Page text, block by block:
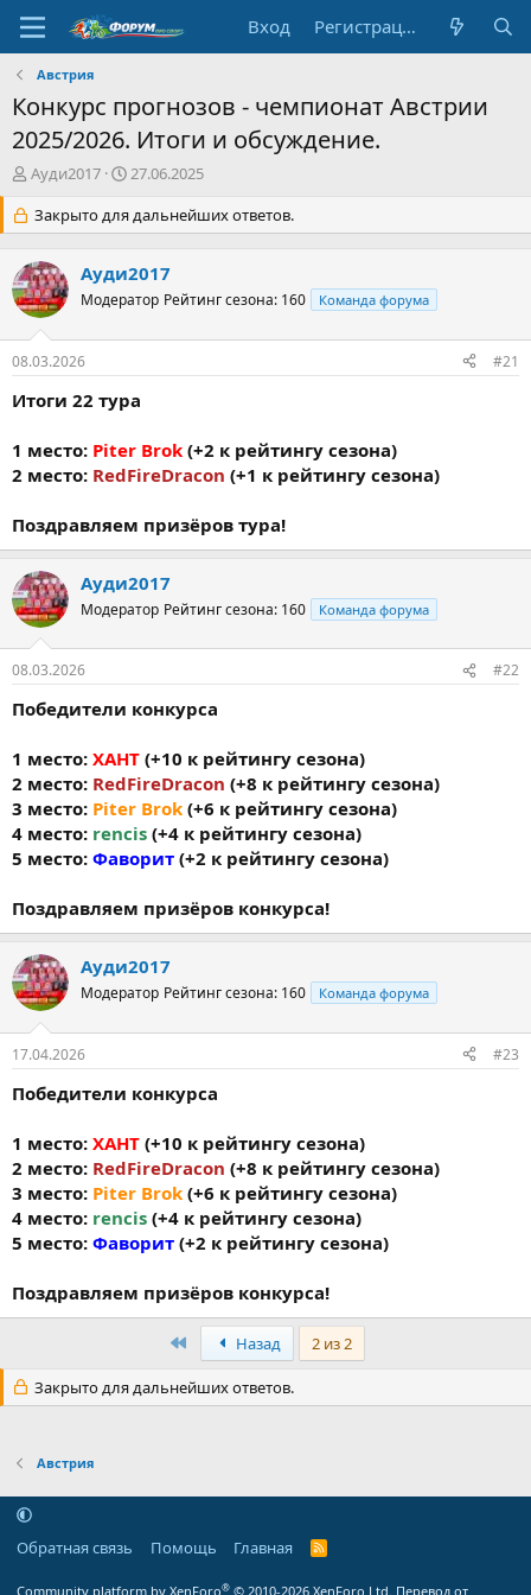
Вход Регистрация
Австрия
Конкурс прогнозов - чемпионат Австрии
2025/2026. Итоги и обсуждение.
А
т
о
р
т
е
м
ы
Ауди2017
Д
т
а
а
ч
л
27.06.2025
Закрыто для дальнейших ответов.
Ауди2017
Модератор Рейтинг сезона: 160 Команда форума
08.03.2026 #21
Итоги 22 тура
1 место: Piter Brok (+2 к рейтингу сезона)
2 место: RedFireDracon (+1 к рейтингу сезона)
Поздравляем призёров тура!
Ауди2017
Модератор Рейтинг сезона: 160 Команда форума
08.03.2026 #22
Победители конкурса
1 место: ХАНТ (+10 к рейтингу сезона)
2 место: RedFireDracon (+8 к рейтингу сезона)
3 место: Piter Brok (+6 к рейтингу сезона)
4 место: rencis (+4 к рейтингу сезона)
5 место: Фаворит (+2 к рейтингу сезона)
Поздравляем призёров конкурса!
Ауди2017
Модератор Рейтинг сезона: 160 Команда форума
17.04.2026 #23
Победители конкурса
1 место: ХАНТ (+10 к рейтингу сезона)
2 место: RedFireDracon (+8 к рейтингу сезона)
3 место: Piter Brok (+6 к рейтингу сезона)
4 место: rencis (+4 к рейтингу сезона)
5 место: Фаворит (+2 к рейтингу сезона)
Поздравляем призёров конкурса!
ПервыйНазад 2 из 2
Закрыто для дальнейших ответов.
Австрия
Обратная связь Помощь Главная
R
Community platform by XenForo® © 2010-2026 XenForo Ltd. Перевод от